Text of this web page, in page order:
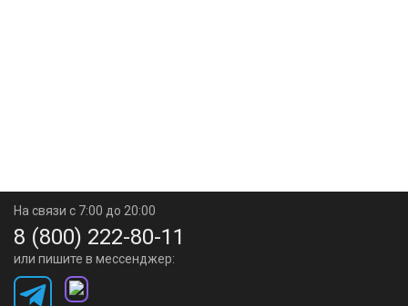
На связи с 7:00 до 20:00
8 (800) 222-80-11
или пишите в мессенджер: